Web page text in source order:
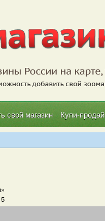
свой магазин Купи-продай
5